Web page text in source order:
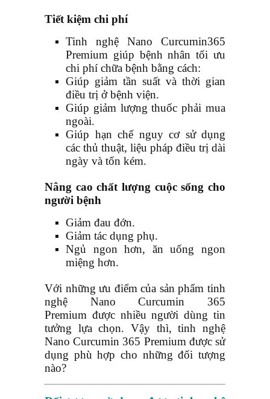
Tiết kiệm chi phí
Tinh nghệ Nano Curcumin365
Premium giúp bệnh nhân tối ưu
chi phí chữa bệnh bằng cách:
Giúp giảm tần suất và thời gian
điều trị ở bệnh viện.
Giúp giảm lượng thuốc phải mua
ngoài.
Giúp hạn chế nguy cơ sử dụng
các thủ thuật, liệu pháp điều trị dài
ngày và tốn kém.
Nâng cao chất lượng cuộc sống cho
người bệnh
Giảm đau đớn.
Giảm tác dụng phụ.
Ngủ ngon hơn, ăn uống ngon
miệng hơn.
Với những ưu điểm của sản phẩm tinh
nghệ Nano Curcumin
365
Premium được nhiều người dùng tin
tưởng lựa chọn. Vậy thì, tinh nghệ
Nano Curcumin 365 Premium được sử
dụng phù hợp cho những đối tượng
nào?